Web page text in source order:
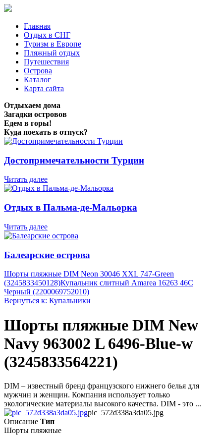
Главная
Отдых в СНГ
Туризм в Европе
Пляжный отдых
Путешествия
Острова
Каталог
Карта сайта
Отдыхаем дома
Загадки островов
Едем в горы!
Куда поехать в отпуск?
Достопримечательности Турции
Читать далее
Отдых в Пальма-де-Мальорка
Читать далее
Балеарские острова
Шорты пляжные DIM Neon 30046 XXL 747-Green
(3245833450128)Купальник слитный Amarea 16263 46C
Черный (2200069752010)
Вернуться к: Купальники
Шорты пляжные DIM New
Navy 963002 L 6496-Blue-w
(3245833564221)
DIM – известный бренд французского нижнего белья для
мужчин и женщин. Компания использует только
экологические материалы высокого качества. DIM - это ...
pic_572d338a3da05.jpg
Описание Тип
Шорты пляжные